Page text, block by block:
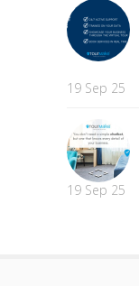
19 Sep 25
19 Sep 25